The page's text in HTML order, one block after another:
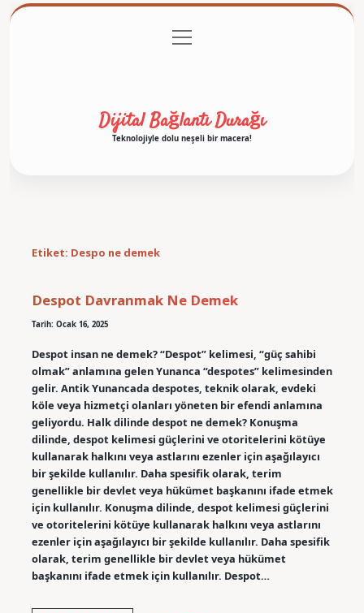
Gizlilik Politikası
menüyü
aç
Dijital Bağlantı Durağı
Teknolojiyle dolu neşeli bir macera!
Etiket: Despo ne demek
Despot Davranmak Ne Demek
Tarih: Ocak 16, 2025
Despot insan ne demek? “Despot” kelimesi, “güç sahibi
olmak” anlamına gelen Yunanca “despotes” kelimesinden
gelir. Antik Yunancada despotes, teknik olarak, evdeki
köle veya hizmetçi olanları yöneten bir efendi anlamına
geliyordu. Halk dilinde despot ne demek? Konuşma
dilinde, despot kelimesi güçlerini ve otoritelerini kötüye
kullanarak halkını veya astlarını ezenler için aşağılayıcı
bir şekilde kullanılır. Daha spesifik olarak, terim
genellikle bir devlet veya hükümet başkanını ifade etmek
için kullanılır. Konuşma dilinde, despot kelimesi güçlerini
ve otoritelerini kötüye kullanarak halkını veya astlarını
ezenler için aşağılayıcı bir şekilde kullanılır. Daha spesifik
olarak, terim genellikle bir devlet veya hükümet
başkanını ifade etmek için kullanılır. Despot…